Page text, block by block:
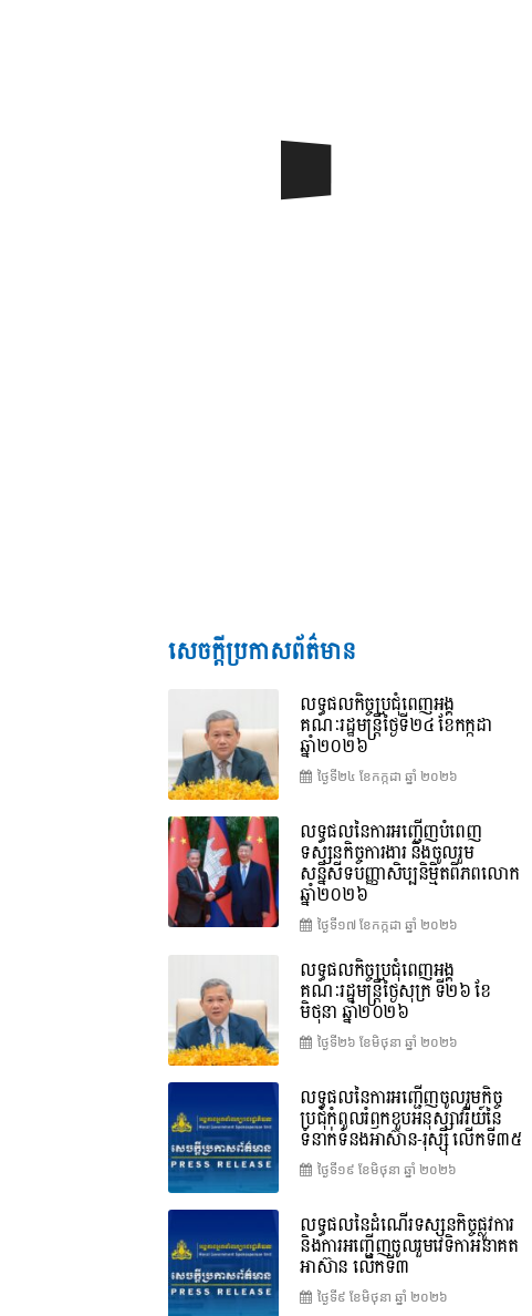
សេចក្តីប្រកាសព័ត៌មាន
លទ្ធផលកិច្ចប្រជុំពេញអង្គ
គណៈរដ្ឋមន្រ្តីថ្ងៃទី២៤ ខែកក្កដា
ឆ្នាំ២០២៦
ថ្ងៃទី២៤ ខែ​កក្កដា ឆ្នាំ ២០២៦
លទ្ធផលនៃការអញ្ជើញបំពេញ
ទស្សនកិច្ចការងារ និងចូលរួម
សន្និសីទបញ្ញាសិប្បនិម្មិតពិភពលោក
ឆ្នាំ២០២៦
ថ្ងៃទី១៧ ខែ​កក្កដា ឆ្នាំ ២០២៦
លទ្ធផលកិច្ចប្រជុំពេញអង្គ
គណៈរដ្ឋមន្រ្តីថ្ងៃសុក្រ ទី២៦ ខែ
មិថុនា ឆ្នាំ២០២៦
ថ្ងៃទី២៦ ខែ​មិថុនា ឆ្នាំ ២០២៦
លទ្ធផលនៃការអញ្ជើញចូលរួមកិច្ច
ប្រជុំកំពូលរំឭកខួបអនុស្សាវរីយ៍នៃ
ទំនាក់ទំនងអាស៊ាន-រុស្ស៊ី លើកទី៣៥
ថ្ងៃទី១៩ ខែ​មិថុនា ឆ្នាំ ២០២៦
លទ្ធផលនៃដំណើរទស្សនកិច្ចផ្លូវការ
និងការអញ្ជើញចូលរួមវេទិកាអនាគត
អាស៊ាន លើកទី៣
ថ្ងៃទី៩ ខែ​មិថុនា ឆ្នាំ ២០២៦